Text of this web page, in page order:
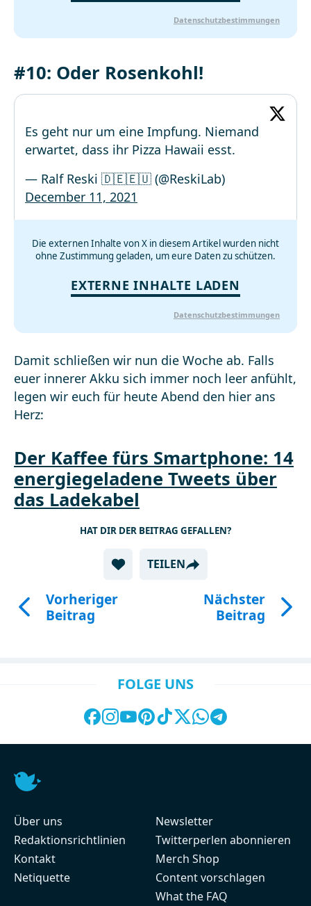
Datenschutzbestimmungen
#10: Oder Rosenkohl!
Es geht nur um eine Impfung. Niemand
erwartet, dass ihr Pizza Hawaii esst.
— Ralf Reski 🇩🇪🇪🇺 (@ReskiLab)
December 11, 2021
Die externen Inhalte von X in diesem Artikel wurden nicht
ohne Zustimmung geladen, um eure Daten zu schützen.
EXTERNE INHALTE LADEN
Datenschutzbestimmungen
Damit schließen wir nun die Woche ab. Falls
euer innerer Akku sich immer noch leer anfühlt,
legen wir euch für heute Abend den hier ans
Herz:
Der Kaffee fürs Smartphone: 14
energiegeladene Tweets über
das Ladekabel
HAT DIR DER BEITRAG GEFALLEN?
TEILEN
Vorheriger
Beitrag
Nächster
Beitrag
FOLGE UNS
Über uns
Redaktionsrichtlinien
Kontakt
Netiquette
Newsletter
Twitterperlen abonnieren
Merch Shop
Content vorschlagen
What the FAQ